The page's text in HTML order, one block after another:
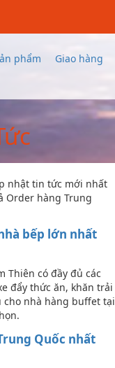
phẩm Giao hàng
nhật tin tức mới nhất
Order hàng Trung
bếp lớn nhất
Thiên có đầy đủ các
đẩy thức ăn, khăn trải
cho nhà hàng buffet tại
Quốc nhất